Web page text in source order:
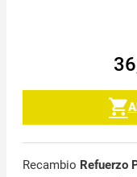
Recambio Refuerzo